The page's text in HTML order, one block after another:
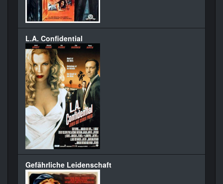
L.A. Confidential
Gefährliche Leidenschaft